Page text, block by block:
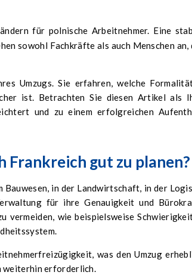
sowohl Fachkräfte als auch Menschen an,
Umzugs. Sie erfahren, welche
ist. Betrachten Sie diesen Artikel als
und zu einem erfolgreichen
Frankreich gut zu planen?
in der Landwirtschaft, in der
für ihre Genauigkeit und
vermeiden, wie beispielsweise
was den Umzug
weiterhin erforderlich.